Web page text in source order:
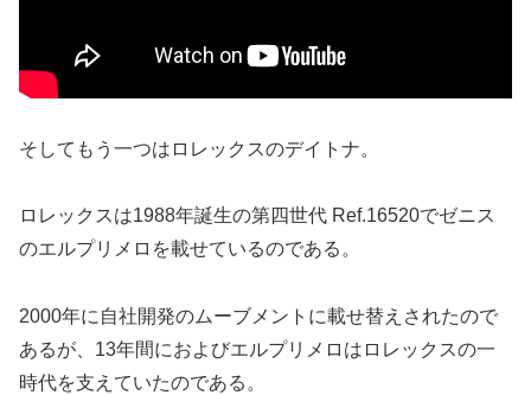
そしてもう一つはロレックスのデイトナ。
ロレックスは1988年誕生の第四世代 Ref.16520でゼニス
のエルプリメロを載せているのである。
2000年に自社開発のムーブメントに載せ替えされたので
あるが、13年間におよびエルプリメロはロレックスの一
時代を支えていたのである。